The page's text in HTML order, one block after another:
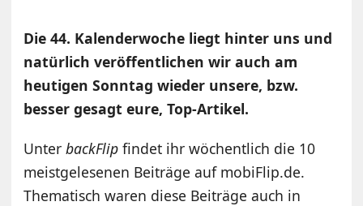
Die 44. Kalenderwoche liegt hinter uns und
natürlich veröffentlichen wir auch am
heutigen Sonntag wieder unsere, bzw.
besser gesagt eure, Top-Artikel.
UnterbackFlipfindet ihr wöchentlich die 10
meistgelesenen Beiträge auf mobiFlip.de.
Thematisch waren diese Beiträge auch in